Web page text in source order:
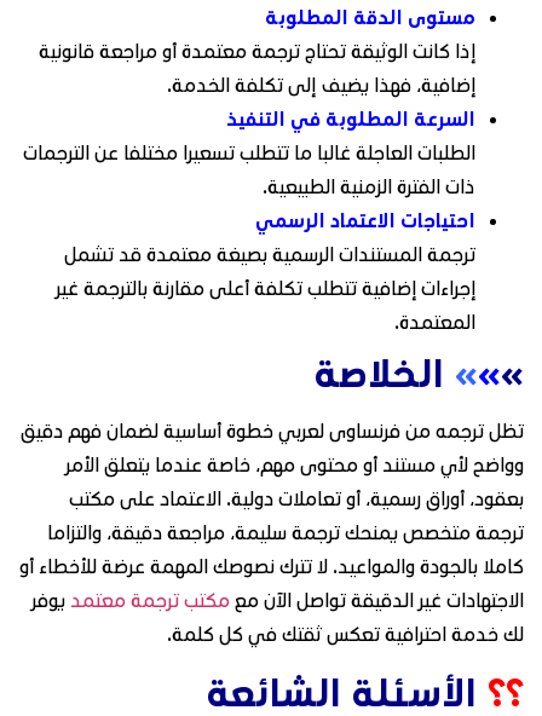
مستوى الدقة المطلوبة
إذا كانت الوثيقة تحتاج ترجمة معتمدة أو مراجعة قانونية
إضافية، فهذا يضيف إلى تكلفة الخدمة.
السرعة المطلوبة في التنفيذ
الطلبات العاجلة غالبا ما تتطلب تسعيرا مختلفا عن الترجمات
ذات الفترة الزمنية الطبيعية.
احتياجات الاعتماد الرسمي
ترجمة المستندات الرسمية بصيغة معتمدة قد تشمل
إجراءات إضافية تتطلب تكلفة أعلى مقارنة بالترجمة غير
المعتمدة.
»
»
» الخلاصة
تظل ترجمه من فرنساوى لعربي خطوة أساسية لضمان فهم دقيق
وواضح لأي مستند أو محتوى مهم، خاصة عندما يتعلق الأمر
بعقود، أوراق رسمية، أو تعاملات دولية. الاعتماد على مكتب
ترجمة متخصص يمنحك ترجمة سليمة، مراجعة دقيقة، والتزاما
كاملا بالجودة والمواعيد. لا تترك نصوصك المهمة عرضة للأخطاء أو
الاجتهادات غير الدقيقة تواصل الآن مع مكتب ترجمة معتمد يوفر
لك خدمة احترافية تعكس ثقتك في كل كلمة.
؟؟ الأسئلة الشائعة